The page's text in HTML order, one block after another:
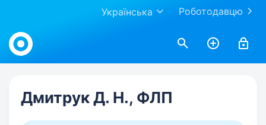
Роботодавцю
Українська
Work.ua
Дмитрук Д. Н., ФЛП